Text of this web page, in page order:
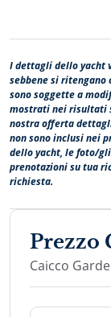
I dettagli dello yacht
sebbene si
sono soggette a
mostrati nei risultati
nostra offerta
non sono inclusi nei
dello yacht, le foto/
prenotazioni su tua
richiesta.
Prezzo
Caicco